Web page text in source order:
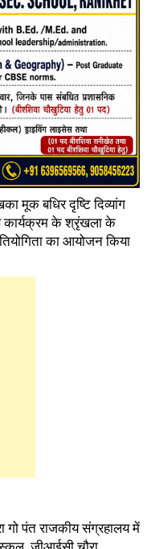
मूक बधिर दृष्टि दिव्यांग
कार्यक्रम के श्रृंखला के
का आयोजन किया
गो पंत राजकीय संग्रहालय में